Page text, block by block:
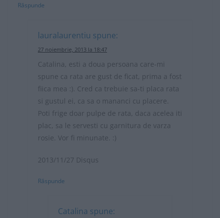
Răspunde
lauralaurentiu spune:
27 noiembrie, 2013 la 18:47
Catalina, esti a doua persoana care-mi
spune ca rata are gust de ficat, prima a fost
fiica mea :). Cred ca trebuie sa-ti placa rata
si gustul ei, ca sa o mananci cu placere.
Poti frige doar pulpe de rata, daca acelea iti
plac, sa le servesti cu garnitura de varza
rosie. Vor fi minunate. :)
2013/11/27 Disqus
Răspunde
Catalina spune: